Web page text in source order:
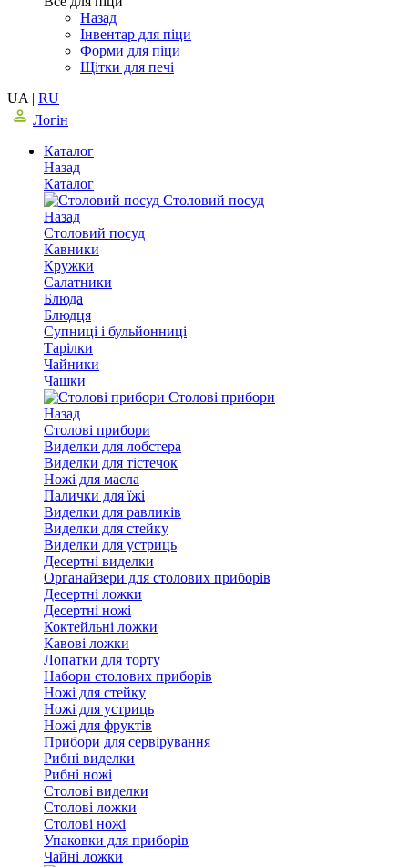
Назад
Інвентар для піци
Форми для піци
Щітки для печі
UA | RU
Логін
Каталог
Назад
Каталог
Столовий посуд
Назад
Столовий посуд
Кавники
Кружки
Салатники
Блюда
Блюдця
Супниці і бульйонниці
Тарілки
Чайники
Чашки
Столові прибори
Назад
Столові прибори
Виделки для лобстера
Виделки для тістечок
Ножі для масла
Палички для їжі
Виделки для равликів
Виделки для стейку
Виделки для устриць
Десертні виделки
Органайзери для столових приборів
Десертні ложки
Десертні ножі
Коктейльні ложки
Кавові ложки
Лопатки для торту
Набори столових приборів
Ножі для стейку
Ножі для устриць
Ножі для фруктів
Прибори для сервірування
Рибні виделки
Рибні ножі
Столові виделки
Столові ложки
Столові ножі
Упаковки для приборів
Чайні ложки